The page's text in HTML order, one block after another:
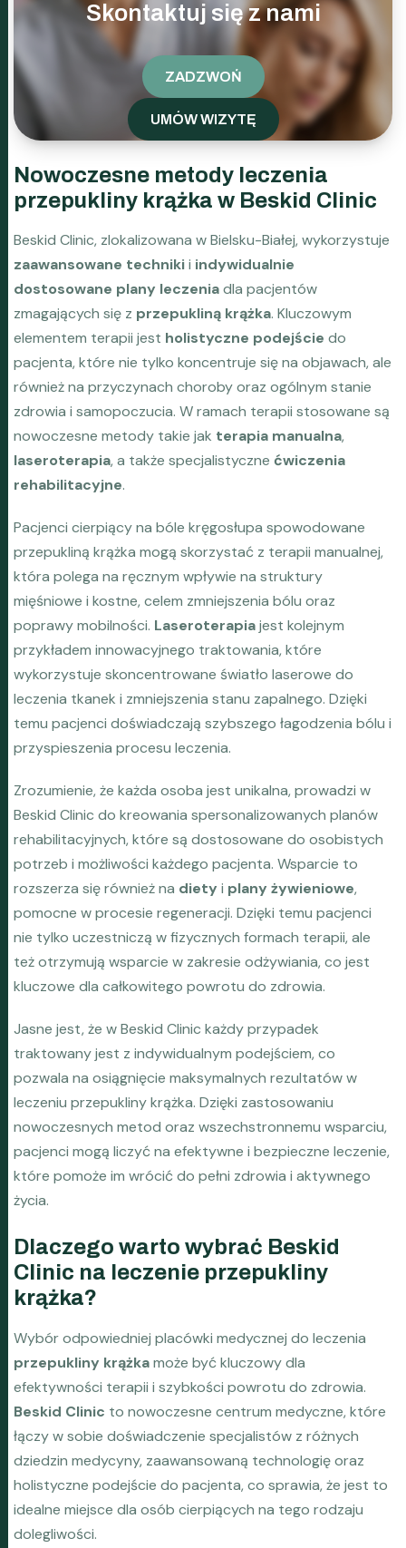
Skontaktuj się z nami
ZADZWOŃ
UMÓW WIZYTĘ
Nowoczesne metody leczenia
przepukliny krążka w Beskid Clinic
Beskid Clinic, zlokalizowana w Bielsku-Białej, wykorzystuje
zaawansowane technikii indywidualnie
dostosowane plany leczeniadla pacjentów
zmagających się z przepukliną krążka. Kluczowym
elementem terapii jest holistyczne podejście do
pacjenta, które nie tylko koncentruje się na objawach, ale
również na przyczynach choroby oraz ogólnym stanie
zdrowia i samopoczucia. W ramach terapii stosowane są
nowoczesne metody takie jak terapia manualna,
laseroterapia, a także specjalistyczne ćwiczenia
rehabilitacyjne.
Pacjenci cierpiący na bóle kręgosłupa spowodowane
przepukliną krążka mogą skorzystać z terapii manualnej,
która polega na ręcznym wpływie na struktury
mięśniowe i kostne, celem zmniejszenia bólu oraz
poprawy mobilności. Laseroterapiajest kolejnym
przykładem innowacyjnego traktowania, które
wykorzystuje skoncentrowane światło laserowe do
leczenia tkanek i zmniejszenia stanu zapalnego. Dzięki
temu pacjenci doświadczają szybszego łagodzenia bólu i
przyspieszenia procesu leczenia.
Zrozumienie, że każda osoba jest unikalna, prowadzi w
Beskid Clinic do kreowania spersonalizowanych planów
rehabilitacyjnych, które są dostosowane do osobistych
potrzeb i możliwości każdego pacjenta. Wsparcie to
rozszerza się również na diety i plany żywieniowe,
pomocne w procesie regeneracji. Dzięki temu pacjenci
nie tylko uczestniczą w fizycznych formach terapii, ale
też otrzymują wsparcie w zakresie odżywiania, co jest
kluczowe dla całkowitego powrotu do zdrowia.
Jasne jest, że w Beskid Clinic każdy przypadek
traktowany jest z indywidualnym podejściem, co
pozwala na osiągnięcie maksymalnych rezultatów w
leczeniu przepukliny krążka. Dzięki zastosowaniu
nowoczesnych metod oraz wszechstronnemu wsparciu,
pacjenci mogą liczyć na efektywne i bezpieczne leczenie,
które pomoże im wrócić do pełni zdrowia i aktywnego
życia.
Dlaczego warto wybrać Beskid
Clinic na leczenie przepukliny
krążka?
Wybór odpowiedniej placówki medycznej do leczenia
przepukliny krążkamoże być kluczowy dla
efektywności terapii i szybkości powrotu do zdrowia.
Beskid Clinic to nowoczesne centrum medyczne, które
łączy w sobie doświadczenie specjalistów z różnych
dziedzin medycyny, zaawansowaną technologię oraz
holistyczne podejście do pacjenta, co sprawia, że jest to
idealne miejsce dla osób cierpiących na tego rodzaju
dolegliwości.